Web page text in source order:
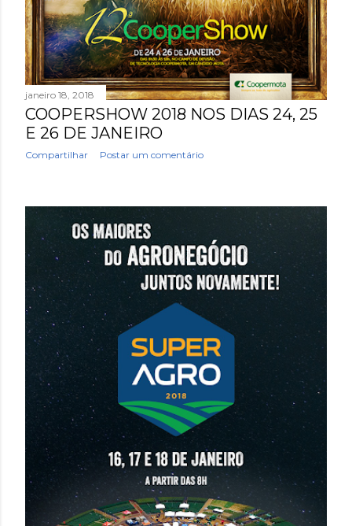
e
n
s
janeiro 18, 2018
COOPERSHOW 2018 NOS DIAS 24, 25
E 26 DE JANEIRO
Compartilhar Postar um comentário